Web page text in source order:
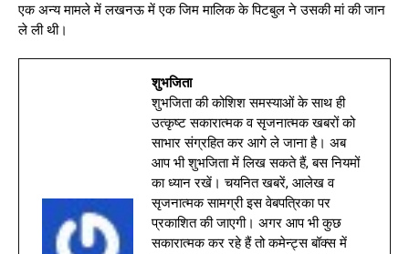
एक अन्य मामले में लखनऊ में एक जिम मालिक के पिटबुल ने उसकी मां की जान
ले ली थी।
शुभजिता
शुभजिता की कोशिश समस्याओं के साथ ही
उत्कृष्ट सकारात्मक व सृजनात्मक खबरों को
साभार संग्रहित कर आगे ले जाना है। अब
आप भी शुभजिता में लिख सकते हैं, बस नियमों
का ध्यान रखें। चयनित खबरें, आलेख व
सृजनात्मक सामग्री इस वेबपत्रिका पर
प्रकाशित की जाएगी। अगर आप भी कुछ
सकारात्मक कर रहे हैं तो कमेन्ट्स बॉक्स में